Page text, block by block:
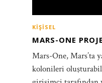
KIŞISEL
MARS-ONE
Mars-One, Mars’ta
kolonileri